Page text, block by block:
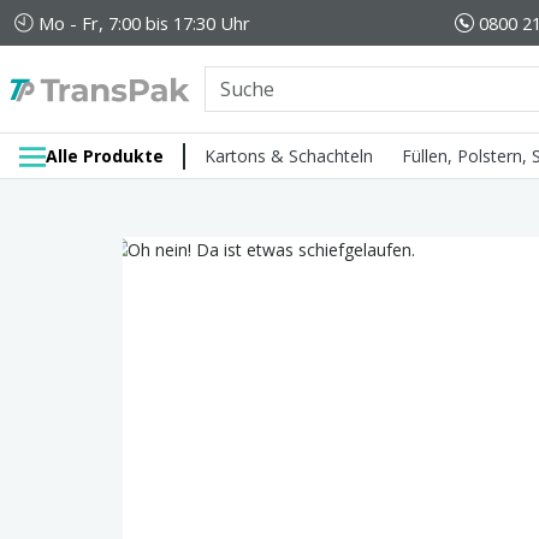
Mo - Fr, 7:00 bis 17:30 Uhr 0800
Alle Produkte Kartons & Schachteln Füllen, Polstern,